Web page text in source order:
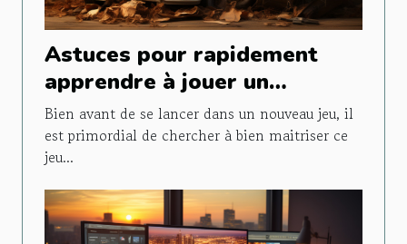
Astuces pour rapidement
apprendre à jouer un
nouveau jeu
Bien avant de se lancer dans un nouveau jeu, il
est primordial de chercher à bien maitriser ce
jeu...